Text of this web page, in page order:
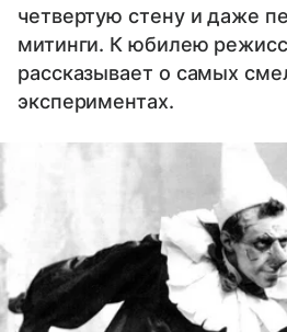
четвертую стену и даже
митинги. К юбилею
рассказывает о самых
экспериментах.